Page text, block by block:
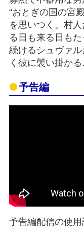
“おとぎの国の宮
を思いつく。村
る日も来る日も
続けるシュヴァ
く彼に襲い掛かる
予告編
予告編配信の使